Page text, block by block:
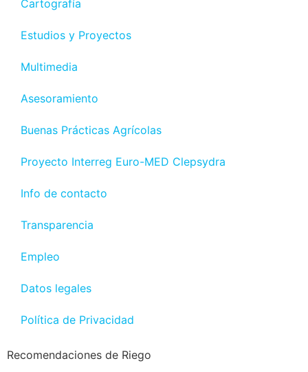
Cartografía
Estudios y Proyectos
Multimedia
Asesoramiento
Buenas Prácticas Agrícolas
Proyecto Interreg Euro-MED Clepsydra
Info de contacto
Transparencia
Empleo
Datos legales
Política de Privacidad
Recomendaciones de Riego